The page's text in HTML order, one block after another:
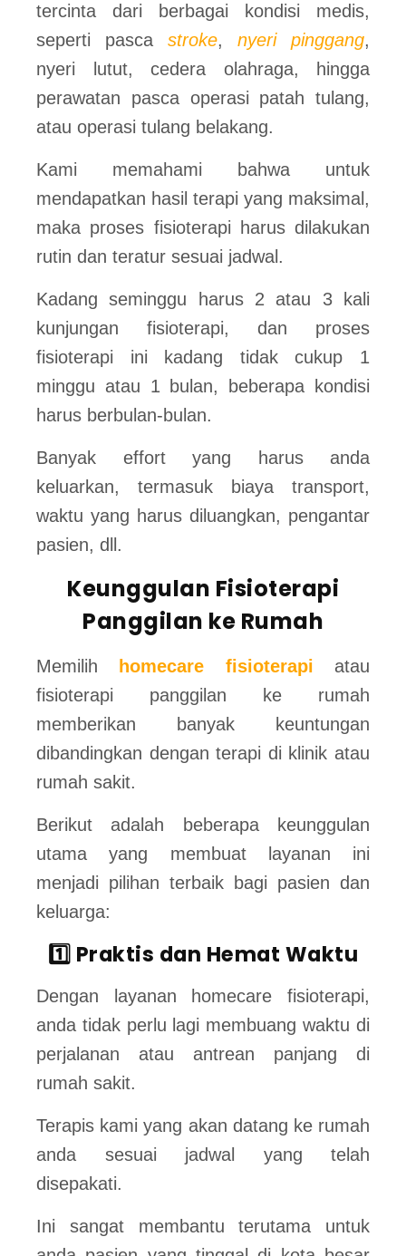
tercinta dari berbagai kondisi medis,
seperti pasca stroke, nyeri pinggang,
nyeri lutut, cedera olahraga, hingga
perawatan pasca operasi patah tulang,
atau operasi tulang belakang.
Kami memahami bahwa untuk
mendapatkan hasil terapi yang maksimal,
maka proses fisioterapi harus dilakukan
rutin dan teratur sesuai jadwal.
Kadang seminggu harus 2 atau 3 kali
kunjungan fisioterapi, dan proses
fisioterapi ini kadang tidak cukup 1
minggu atau 1 bulan, beberapa kondisi
harus berbulan-bulan.
Banyak effort yang harus anda
keluarkan, termasuk biaya transport,
waktu yang harus diluangkan, pengantar
pasien, dll.
Keunggulan Fisioterapi
Panggilan ke Rumah
Memilih homecare fisioterapi atau
fisioterapi panggilan ke rumah
memberikan banyak keuntungan
dibandingkan dengan terapi di klinik atau
rumah sakit.
Berikut adalah beberapa keunggulan
utama yang membuat layanan ini
menjadi pilihan terbaik bagi pasien dan
keluarga:
1️⃣ Praktis dan Hemat Waktu
Dengan layanan homecare fisioterapi,
anda tidak perlu lagi membuang waktu di
perjalanan atau antrean panjang di
rumah sakit.
Terapis kami yang akan datang ke rumah
anda sesuai jadwal yang telah
disepakati.
Ini sangat membantu terutama untuk